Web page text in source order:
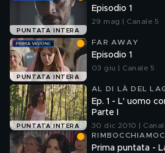
PUNTATA INTERA
Episodio 1
29 mag | Canale 5
PUNTATA INTERA
FAR AWAY
Episodio 1
03 giu | Canale 5
PUNTATA INTERA
AL DI LÀ DEL
Ep. 1 - L' uomo
Parte I
30 dic 2010 |
Prima puntata -